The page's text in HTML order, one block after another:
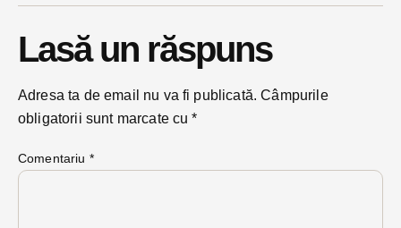
Lasă un răspuns
Adresa ta de email nu va fi publicată. Câmpurile
obligatorii sunt marcate cu*
Comentariu *